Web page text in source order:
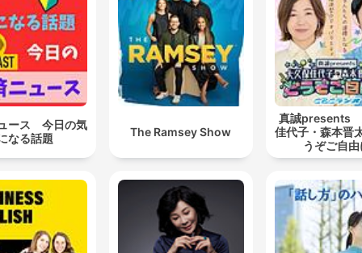
ース 今日の気
なる話題
The Ramsey Show
真誠presents
佳代子・森本晋
うぞご自由